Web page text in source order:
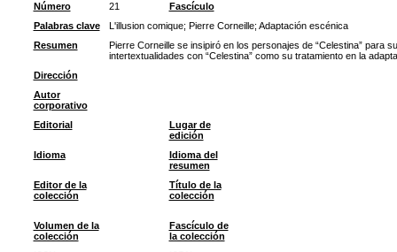
Número
21
Fascículo
Palabras clave
L'illusion comique; Pierre Corneille; Adaptación escénica
Resumen
Pierre Corneille se insipiró en los personajes de “Celestina” para
intertextualidades con “Celestina” como su tratamiento en la
Dirección
Autor
corporativo
Editorial
Lugar de
edición
Idioma
Idioma del
resumen
Editor de la
colección
Título de la
colección
Volumen de la
colección
Fascículo de
la colección